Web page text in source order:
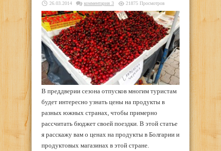
26.03.2014 комментария 3 21875 Просмотров
В преддверии сезона отпусков многим туристам
будет интересно узнать цены на продукты в
разных южных странах, чтобы примерно
рассчитать бюджет своей поездки. В этой статье
я расскажу вам о ценах на продукты в Болгарии и
продуктовых магазинах в этой стране.